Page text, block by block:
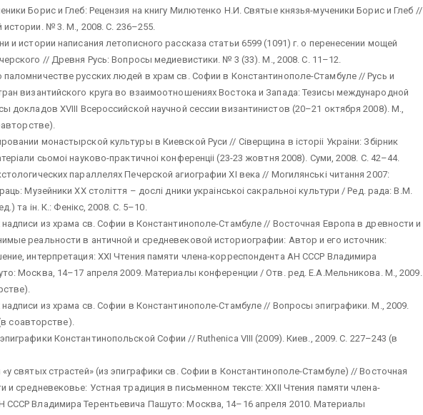
Борис и Глеб: Рецензия на книгу Милютенко Н.И. Святые князья-мученики Борис и Глеб //
истории. № 3. М., 2008. С. 236–255.
и истории написания летописного рассказа статьи 6599 (1091) г. о перенесении мощей
// Древня Русь: Вопросы медиевистики. № 3 (33). М., 2008. С. 11–12.
русских людей в храм св. Софии в Константинополе-Стамбуле // Русь и
византийского круга во взаимоотношениях Востока и Запада: Тезисы международной
докладов XVIII Всероссийской научной сессии византинистов (20–21 октября 2008). М.,
монастырской культуры в Киевской Руси // Сiверщина в iсторii Украiни: Збiрник
сьомоi науково-практичноi конференцii (23-23 жовтня 2008). Суми, 2008. С. 42–44.
параллелях Печерской агиографии XI века // Могилянськi читання 2007:
Музейники XX столiття – дослi дники украiнськоi сакральноi культури / Ред. рада: В.М.
та iн. К.: Фенiкс, 2008. С. 5–10.
надписи из храма св. Софии в Константинополе-Стамбуле // Восточная Европа в древности и
реальности в античной и средневековой историографии: Автор и его источник:
интерпретация: XXI Чтения памяти члена-корреспондента АН СССР Владимира
Москва, 14–17 апреля 2009. Материалы конференции / Отв. ред. Е.А.Мельникова. М., 2009.
надписи из храма св. Софии в Константинополе-Стамбуле // Вопросы эпиграфики. М., 2009.
соавторстве).
Константинопольской Софии // Ruthenica VIII (2009). Киев., 2009. С. 227–243 (в
святых страстей» (из эпиграфики св. Софии в Константинополе-Стамбуле) // Восточная
и средневековье: Устная традиция в письменном тексте: XXII Чтения памяти члена-
СССР Владимира Терентьевича Пашуто: Москва, 14–16 апреля 2010. Материалы